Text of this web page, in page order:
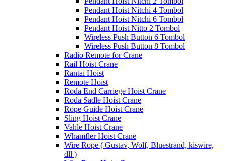
Pendant Hoist Nitchi 4 Tombol
Pendant Hoist Nitchi 6 Tombol
Pendant Hoist Nitto 2 Tombol
Wireless Push Button 6 Tombol
Wireless Push Button 8 Tombol
Radio Remote for Crane
Rail Hoist Crane
Rantai Hoist
Remote Hoist
Roda End Carriege Hoist Crane
Roda Sadle Hoist Crane
Rope Guide Hoist Crane
Sling Hoist Crane
Vahle Hoist Crane
Whamfler Hoist Crane
Wire Rope ( Gustav, Wolf, Bluestrand, kiswire,
dll )